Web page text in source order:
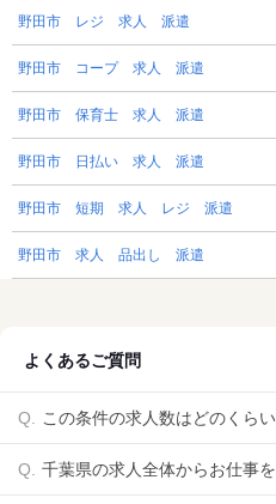
野田市 レジ 求人 派遣
野田市 コープ 求人 派遣
野田市 保育士 求人 派遣
野田市 日払い 求人 派遣
野田市 短期 求人 レジ 派遣
野田市 求人 品出し 派遣
よくあるご質問
この条件の求人数はどのくら
千葉県の求人全体からお仕事